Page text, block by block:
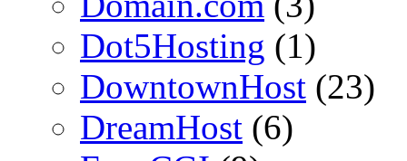
Dot5Hosting (1)
DowntownHost (23)
DreamHost (6)